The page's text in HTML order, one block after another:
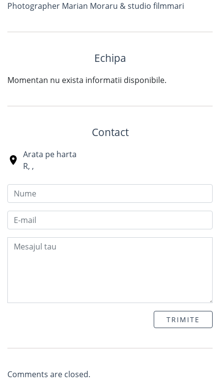
Photographer Marian Moraru & studio filmmari
Echipa
Momentan nu exista informatii disponibile.
Contact
Arata pe harta
R, ,
TRIMITE
Comments are closed.